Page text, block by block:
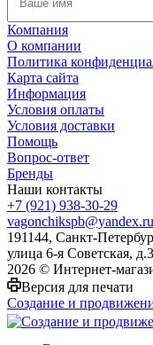
Компания
О компании
Политика
Карта сайта
Информация
Условия оплаты
Условия доставки
Помощь
Вопрос-ответ
Бренды
Наши контакты
+7 (921) 938-30-29
vagonchikspb@yandex.ru
191144, Санкт-
улица 6-я Советская,
2026 © Интернет-
Версия для печати
Создание и